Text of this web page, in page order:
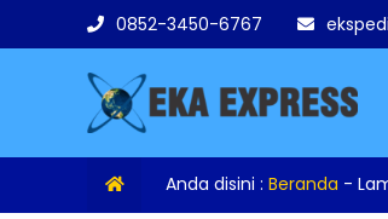
0852-3450-6767
Anda disini : Beranda -